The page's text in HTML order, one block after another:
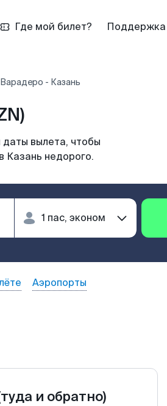
Где мой билет? Поддержка
- Казань
вылета, чтобы
Казань недорого.
Аэропорты
и обратно)